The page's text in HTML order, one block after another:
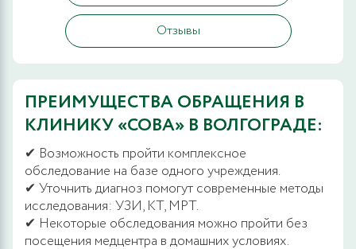
Отзывы
ПРЕИМУЩЕСТВА ОБРАЩЕНИЯ В
КЛИНИКУ «СОВА» В ВОЛГОГРАДЕ:
✔ Возможность пройти комплексное
обследование на базе одного учреждения.
✔ Уточнить диагноз помогут современные методы
исследования: УЗИ, КТ, МРТ.
✔ Некоторые обследования можно пройти без
посещения медцентра в домашних условиях.